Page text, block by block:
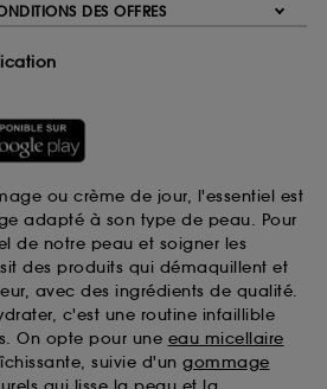
DES OFFRES
ou crème de jour, l'essentiel est
adapté à son type de peau. Pour
de notre peau et soigner les
des produits qui démaquillent et
avec des ingrédients de qualité.
c'est une routine infaillible
On opte pour une eau micellaire
suivie d'un gommage